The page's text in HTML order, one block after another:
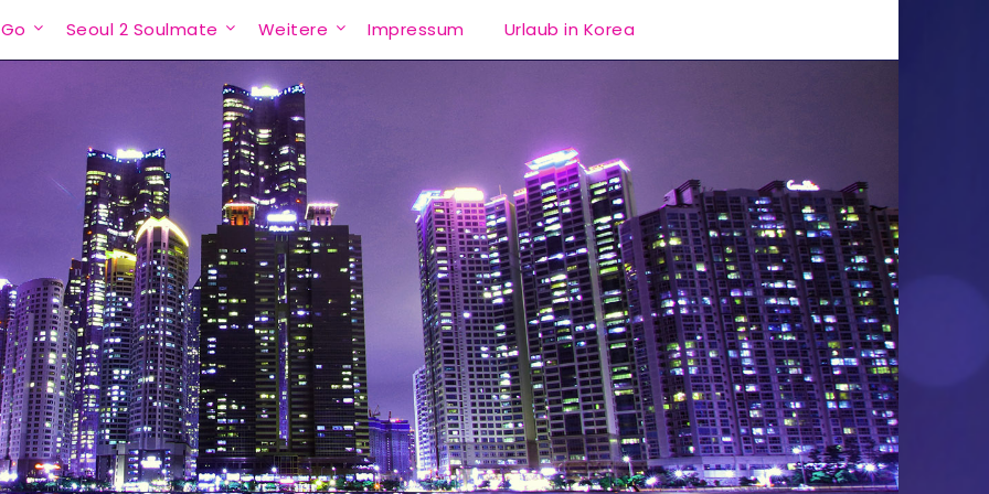
Seoul 2 Soulmate Weitere Impressum Urlaub in Korea